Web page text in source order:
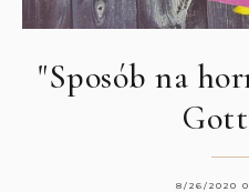
"Sposób na
8/26/2020